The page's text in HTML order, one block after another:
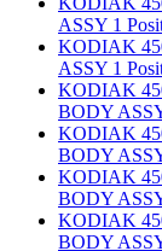
ASSY 1
KODIAK
ASSY 1
KODIAK
BODY
KODIAK
BODY
KODIAK
BODY
KODIAK
BODY